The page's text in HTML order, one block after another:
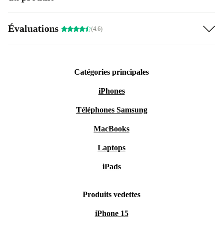
Évaluations (4.6)
Catégories principales
iPhones
Téléphones Samsung
MacBooks
Laptops
iPads
Produits vedettes
iPhone 15